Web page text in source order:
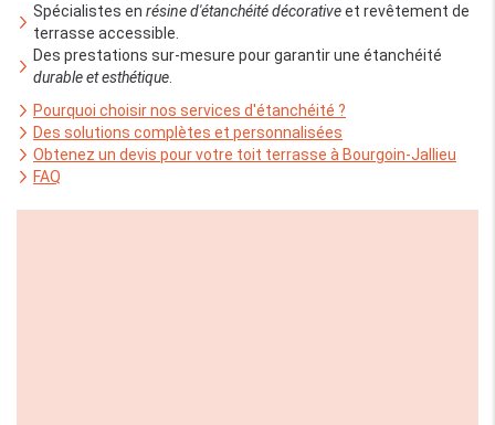
Spécialistes en résine d'étanchéité décorativeet revêtement de
terrasse accessible.
Des prestations sur-mesure pour garantir une étanchéité
durable et esthétique.
Pourquoi choisir nos services d'étanchéité ?
Des solutions complètes et personnalisées
Obtenez un devis pour votre toit terrasse à Bourgoin-Jallieu
FAQ